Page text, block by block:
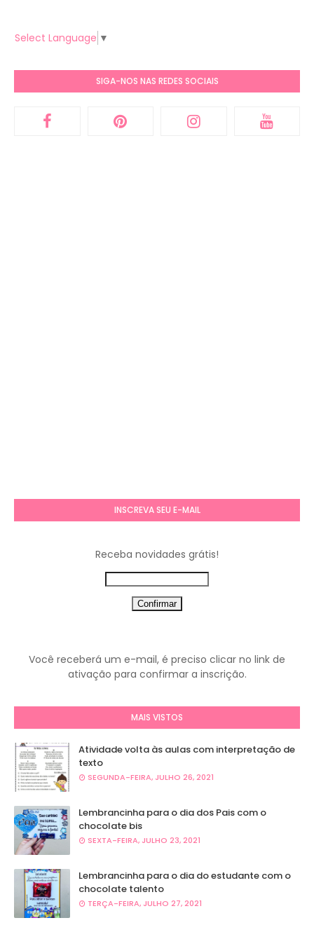
Select Language ▼
SIGA-NOS NAS REDES SOCIAIS
INSCREVA SEU E-MAIL
Receba novidades grátis!
Você receberá um e-mail, é preciso clicar no link de
ativação para confirmar a inscrição.
MAIS VISTOS
Atividade volta às aulas com interpretação de
texto
SEGUNDA-FEIRA, JULHO 26, 2021
Lembrancinha para o dia dos Pais com o
chocolate bis
SEXTA-FEIRA, JULHO 23, 2021
Lembrancinha para o dia do estudante com o
chocolate talento
TERÇA-FEIRA, JULHO 27, 2021